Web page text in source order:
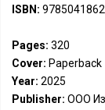
ISBN:
Pages: 320
Cover: Paperback
Year: 2025
Publisher: ООО